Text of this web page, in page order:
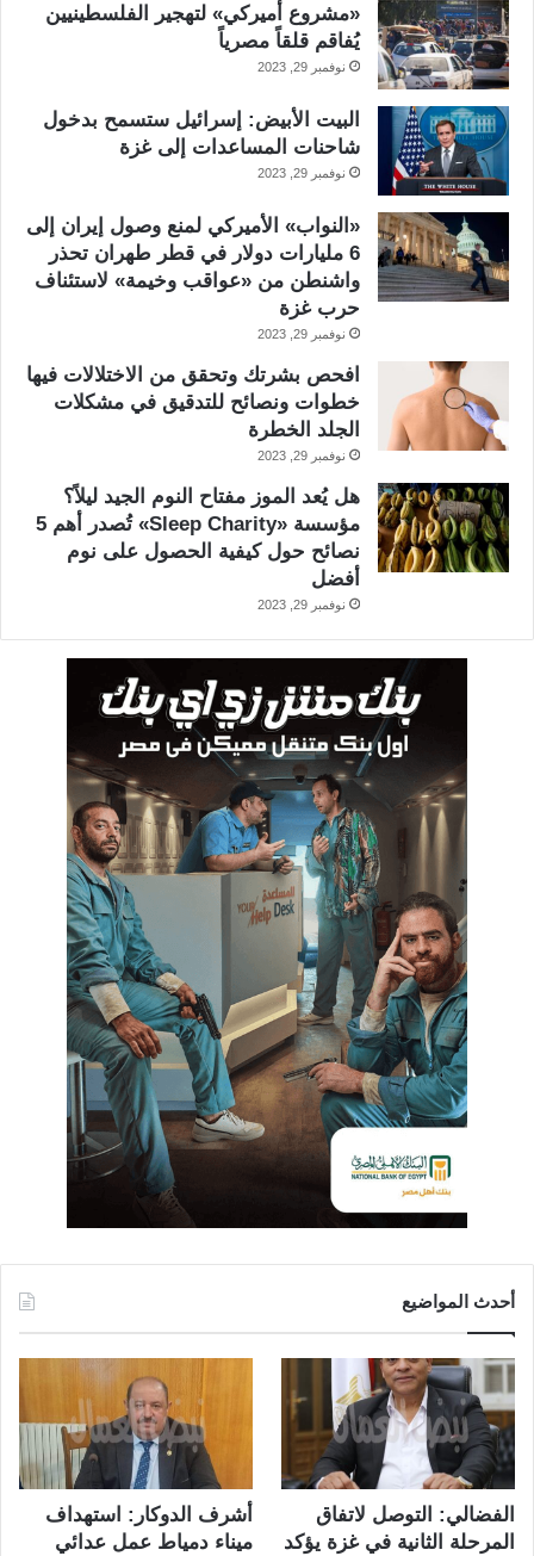
«مشروع أميركي» لتهجير الفلسطينيين
يُفاقم قلقاً مصرياً
نوفمبر 29, 2023
البيت الأبيض: إسرائيل ستسمح بدخول
شاحنات المساعدات إلى غزة
نوفمبر 29, 2023
«النواب» الأميركي لمنع وصول إيران إلى
6 مليارات دولار في قطر طهران تحذر
واشنطن من «عواقب وخيمة» لاستئناف
حرب غزة
نوفمبر 29, 2023
افحص بشرتك وتحقق من الاختلالات فيها
خطوات ونصائح للتدقيق في مشكلات
الجلد الخطرة
نوفمبر 29, 2023
هل يُعد الموز مفتاح النوم الجيد ليلاً؟
مؤسسة «Sleep Charity» تُصدر أهم 5
نصائح حول كيفية الحصول على نوم
أفضل
نوفمبر 29, 2023
أحدث المواضيع
الفضالي: التوصل لاتفاق
المرحلة الثانية في غزة يؤكد
أشرف الدوكار: استهداف
ميناء دمياط عمل عدائي